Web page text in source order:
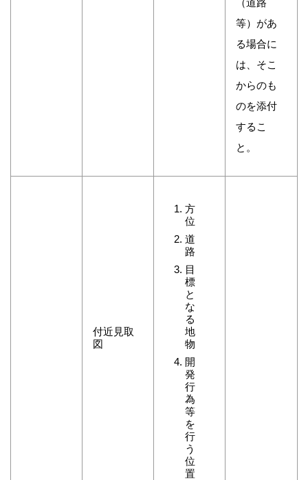
（道路
等）があ
る場合に
は、そこ
からのも
のを添付
するこ
と。
付近見取
図
方
位
道
路
目
標
と
な
る
地
物
開
発
行
為
等
を
行
う
位
置